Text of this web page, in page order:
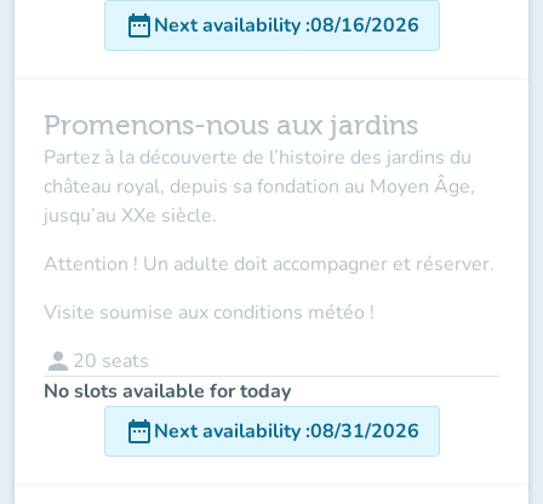
date_rangeNext availability:08/16/2026
Promenons-nous aux jardins
Partez à la découverte de l’histoire des jardins du
château royal, depuis sa fondation au Moyen Âge,
jusqu’au XXe siècle.
Attention ! Un adulte doit accompagner et réserver.
Visite soumise aux conditions météo !
person 20 seats
No slots available for today
date_rangeNext availability:08/31/2026